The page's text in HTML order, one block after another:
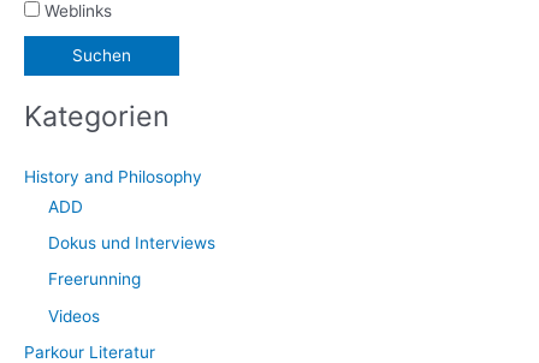
Weblinks
Kategorien
History and Philosophy
ADD
Dokus und Interviews
Freerunning
Videos
Parkour Literatur